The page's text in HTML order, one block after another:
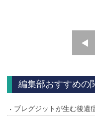
編集部おすすめの
ブレグジットが生む後遺